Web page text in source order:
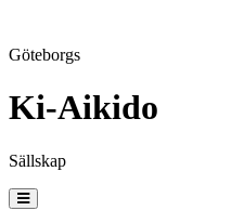
Göteborgs
Ki-Aikido
Sällskap
Skip